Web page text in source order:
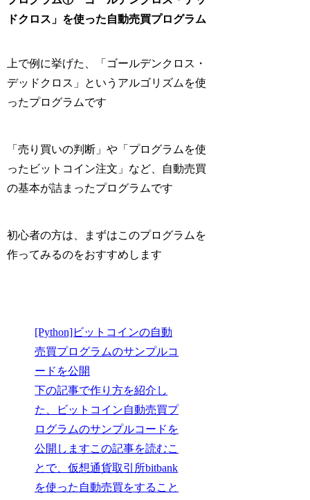
ドクロス」を使った自動売買プログラム
上で例に挙げた、「ゴールデンクロス・
デッドクロス」というアルゴリズムを使
ったプログラムです
「売り買いの判断」や「プログラムを使
ったビットコイン注文」など、自動売買
の基本が詰まったプログラムです
初心者の方は、まずはこのプログラムを
作ってみるのをおすすめします
[Python]ビットコインの自動
売買プログラムのサンプルコ
ードを公開
下の記事で作り方を紹介し
た、ビットコイン自動売買プ
ログラムのサンプルコードを
公開しますこの記事を読むこ
とで、仮想通貨取引所bitbank
を使った自動売買をすること